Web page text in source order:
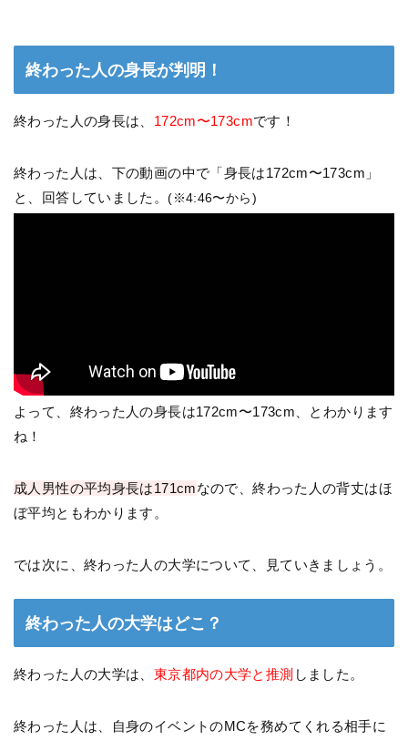
終わった人の身長が判明！
終わった人の身長は、 172cm〜173cmです！
終わった人は、下の動画の中で「身長は172cm〜173cm」
と、回答していました。(※4:46〜から)
よって、終わった人の身長は172cm〜173cm、とわかります
ね！
成人男性の平均身長は171cmなので、終わった人の背丈はほ
ぼ平均ともわかります。
では次に、終わった人の大学について、見ていきましょう。
終わった人の大学はどこ？
終わった人の大学は、 東京都内の大学と推測 しました。
終わった人は、自身のイベントのMCを務めてくれる相手に